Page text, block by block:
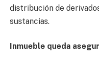
distribución de
sustancias.
Inmueble queda